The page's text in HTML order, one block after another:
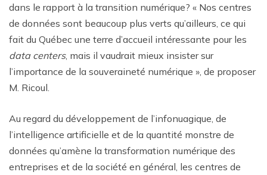
dans le rapport à la transition numérique? « Nos centres
de données sont beaucoup plus verts qu’ailleurs, ce qui
fait du Québec une terre d’accueil intéressante pour les
data centers, mais il vaudrait mieux insister sur
l’importance de la souveraineté numérique », de proposer
M. Ricoul.
Au regard du développement de l’infonuagique, de
l’intelligence artificielle et de la quantité monstre de
données qu’amène la transformation numérique des
entreprises et de la société en général, les centres de